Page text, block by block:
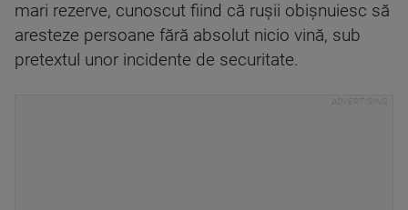
mari rezerve, cunoscut fiind că rușii obișnuiesc să
aresteze persoane fără absolut nicio vină, sub
pretextul unor incidente de securitate.